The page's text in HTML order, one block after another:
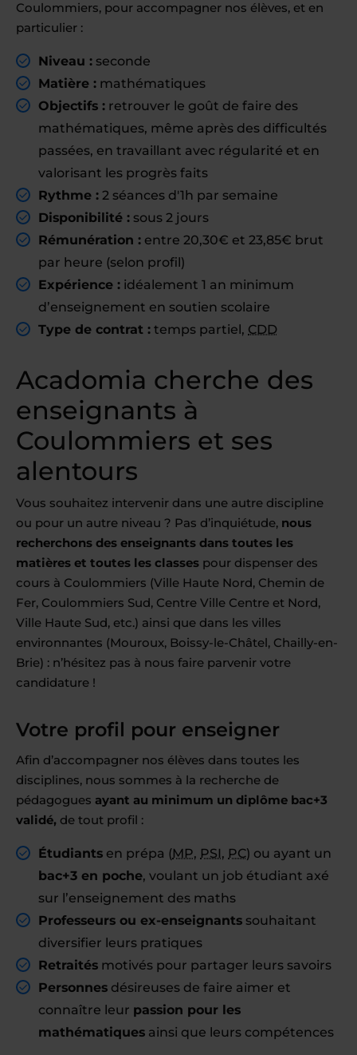
Coulommiers, pour accompagner nos élèves, et en
particulier :
Niveau : seconde
Matière : mathématiques
Objectifs : retrouver le goût de faire des
mathématiques, même après des difficultés
passées, en travaillant avec régularité et en
valorisant les progrès faits
Rythme : 2 séances d'1h par semaine
Disponibilité : sous 2 jours
Rémunération : entre 20,30€ et 23,85€ brut
par heure (selon profil)
Expérience : idéalement 1 an minimum
d’enseignement en soutien scolaire
Type de contrat : temps partiel, CDD
Acadomia cherche des
enseignants à
Coulommiers et ses
alentours
Vous souhaitez intervenir dans une autre discipline
ou pour un autre niveau ? Pas d’inquiétude, nous
recherchons des enseignants dans toutes les
matières et toutes les classes pour dispenser des
cours à Coulommiers (Ville Haute Nord, Chemin de
Fer, Coulommiers Sud, Centre Ville Centre et Nord,
Ville Haute Sud, etc.) ainsi que dans les villes
environnantes (Mouroux, Boissy-le-Châtel, Chailly-en-
Brie) : n’hésitez pas à nous faire parvenir votre
candidature !
Votre profil pour enseigner
Afin d’accompagner nos élèves dans toutes les
disciplines, nous sommes à la recherche de
pédagogues ayant au minimum un diplôme bac+3
validé, de tout profil :
Étudiants en prépa (MP, PSI, PC) ou ayant un
bac+3 en poche, voulant un job étudiant axé
sur l’enseignement des maths
Professeurs ou ex-enseignants souhaitant
diversifier leurs pratiques
Retraités motivés pour partager leurs savoirs
Personnes désireuses de faire aimer et
connaître leur passion pour les
mathématiques ainsi que leurs compétences